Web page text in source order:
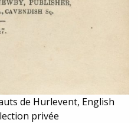
de Hurlevent, English
privée